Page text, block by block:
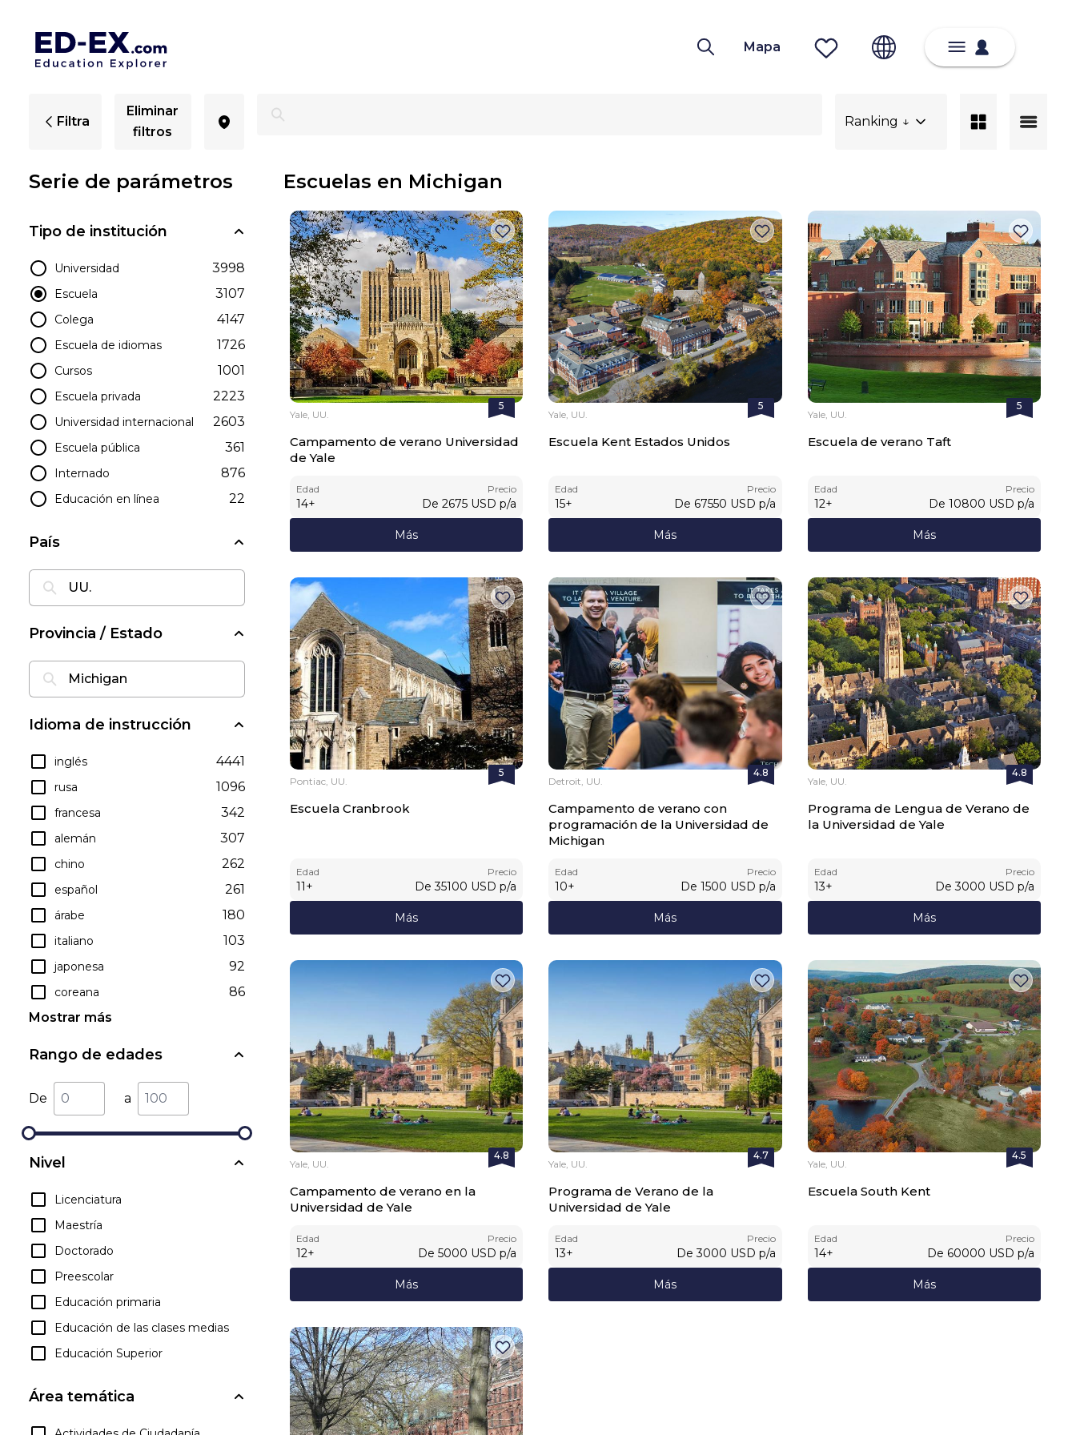
Mapa
Filtra
Eliminar
filtros
Ranking ↓
Serie de parámetros
Tipo de institución
Universidad 3998
Escuela 3107
Colega 4147
Escuela de idiomas 1726
Cursos 1001
Escuela privada 2223
Universidad internacional 2603
Escuela pública 361
Internado 876
Educación en línea 22
País
Provincia / Estado
Idioma de instrucción
inglés 4441
rusa 1096
francesa 342
alemán 307
chino 262
español 261
árabe 180
italiano 103
japonesa 92
coreana
86
Mostrar más
Rango de edades
De a
Nivel
Licenciatura
Maestría
Doctorado
Preescolar
Educación primaria
Educación de las clases medias
Educación Superior
Área temática
Escuelas en Michigan
5
Yale, UU.
Campamento de verano Universidad
de Yale
Edad
14+
Precio
De 2675 USD p/a
Más
5
Yale, UU.
Escuela Kent Estados Unidos
Edad
15+
Precio
De 67550 USD p/a
Más
5
Yale, UU.
Escuela de verano Taft
Edad
12+
Precio
De 10800 USD p/a
Más
5
Pontiac, UU.
Escuela Cranbrook
Edad
11+
Precio
De 35100 USD p/a
Más
4.8
Detroit, UU.
Campamento de verano con
programación de la Universidad de
Michigan
Edad
10+
Precio
De 1500 USD p/a
Más
4.8
Yale, UU.
Programa de Lengua de Verano de
la Universidad de Yale
Edad
13+
Precio
De 3000 USD p/a
Más
4.8
Yale, UU.
Campamento de verano en la
Universidad de Yale
Edad
12+
Precio
De 5000 USD p/a
Más
4.7
Yale, UU.
Programa de Verano de la
Universidad de Yale
Edad
13+
Precio
De 3000 USD p/a
Más
4.5
Yale, UU.
Escuela South Kent
Edad
14+
Precio
De 60000 USD p/a
Más